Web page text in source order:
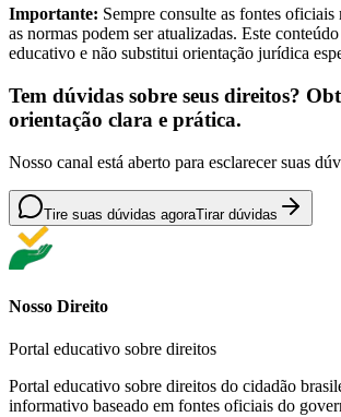
Importante: Sempre consulte as fontes oficiais
as normas podem ser atualizadas. Este
educativo e não substitui orientação jurídica
Tem dúvidas sobre seus direitos?
orientação clara e prática.
Nosso canal está aberto para esclarecer suas
Tire suas dúvidas agoraTirar dúvidas
Nosso Direito
Portal educativo sobre direitos
Portal educativo sobre direitos do cidadão
informativo baseado em fontes oficiais do